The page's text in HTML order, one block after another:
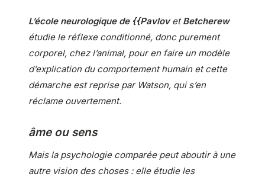
L’école neurologique de {{PavlovetBetcherew
étudie le réflexe conditionné, donc purement
corporel, chez l’animal, pour en faire un modèle
d’explication du comportement humain et cette
démarche est reprise par Watson, qui s’en
réclame ouvertement.
âme ou sens
Mais la psychologie comparée peut aboutir à une
autre vision des choses : elle étudie les